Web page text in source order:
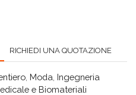
RICHIEDI UNA QUOTAZIONE
, Moda Ingegneria
e Biomateriali